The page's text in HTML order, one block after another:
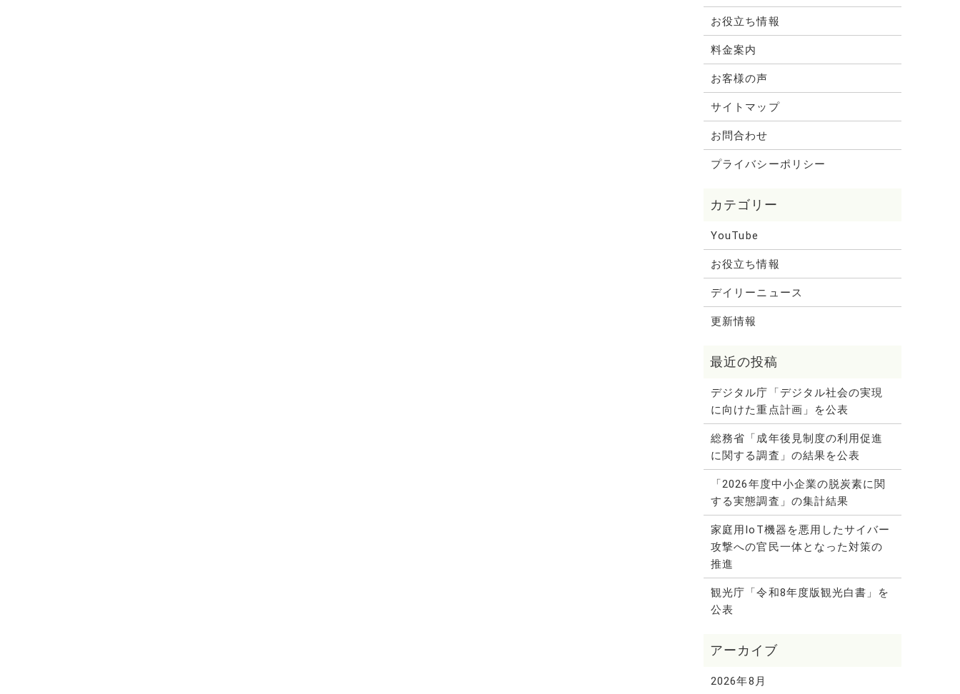
お役立ち情報
料金案内
お客様の声
サイトマップ
お問合わせ
プライバシーポリシー
YouTube
お役立ち情報
デイリーニュース
更新情報
デジタル庁「デジタル社会の実現
に向けた重点計画」を公表
総務省「成年後見制度の利用促進
に関する調査」の結果を公表
「2026年度中小企業の脱炭素に関
する実態調査」の集計結果
家庭用IoT機器を悪用したサイバー
攻撃への官民一体となった対策の
推進
観光庁「令和8年度版観光白書」を
公表
2026年8月